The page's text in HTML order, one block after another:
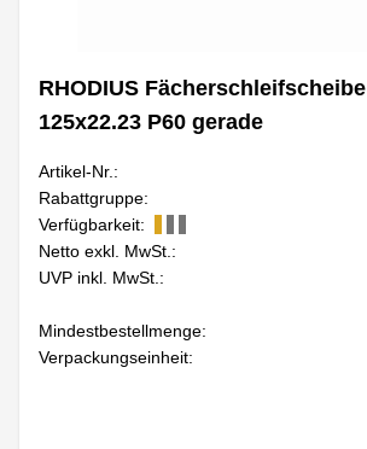
RHODIUS
125x22.23 P60 gerade
Artikel-Nr.:
Rabattgruppe:
Verfügbarkeit:
Netto exkl. MwSt.:
UVP inkl. MwSt.:
Mindestbestellmenge:
Verpackungseinheit: